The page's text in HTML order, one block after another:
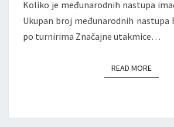
Koliko je međunarodnih nastupa
Ukupan broj međunarodnih nastupa
po turnirima Značajne utakmice…
READ MOREREAD